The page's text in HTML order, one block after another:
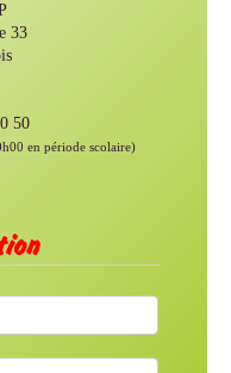
33
50
en période scolaire)